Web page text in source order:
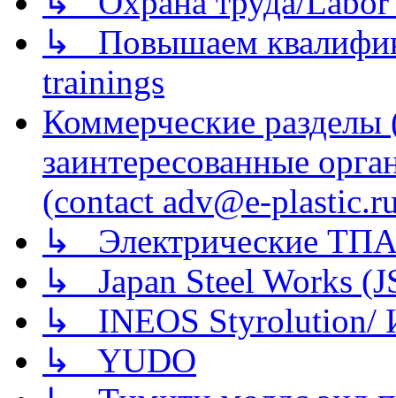
↳ Повышаем
trainings
Коммерческие
заинтересованные
(contact adv@e-
↳ Электрические
↳ Japan Steel Works
↳ INEOS
↳ YUDO